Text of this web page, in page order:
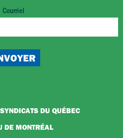
Courriel
DU QUÉBEC
DE MONTRÉAL